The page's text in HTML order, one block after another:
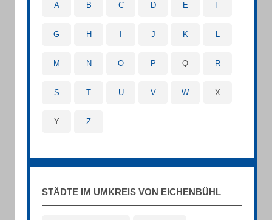
A B C D E F
G H J K L
M N O P Q R
S T U V W X
Y Z
STÄDTE IM UMKREIS VON EICHENBÜHL